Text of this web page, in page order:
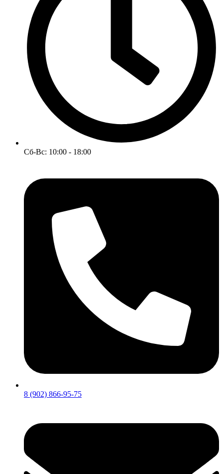
Сб-Вс: 10:00 - 18:00
8 (902) 866-95-75